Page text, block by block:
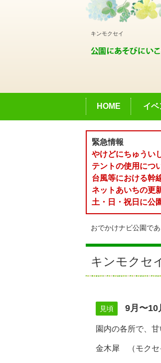
キンモクセイ
HOME イベ
緊急情報
やけどにちゅうい
テントの使用につ
台風等における幹
ネットあいちの更
土・日・祝日に公
おでかけナビ公園であ
キンモクセ
見頃 9月〜10
園内の各所で、
金木犀 （モクセ